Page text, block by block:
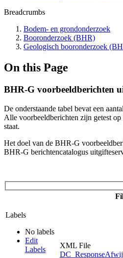
Breadcrumbs
Bodem- en grondonderzoek
Booronderzoek (BHR)
Geologisch booronderzoek
On this Page
BHR-G voorbeeldberichten
De onderstaande tabel bevat een
Alle voorbeeldberichten zijn getest
staat.
Het doel van de BHR-G
BHR-G berichtencatalogus
Labels
No labels
Edit
Labels
XML File